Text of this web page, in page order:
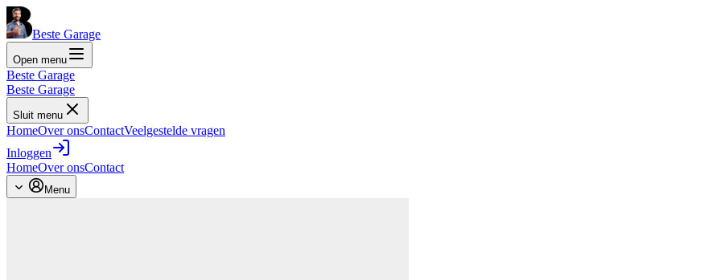
Beste Garage
Open menu
Beste Garage
Beste Garage
Sluit menu
HomeOver onsContactVeelgestelde vragen
Inloggen
HomeOver onsContact
Menu